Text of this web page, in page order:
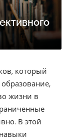
который
жизни в
В этой